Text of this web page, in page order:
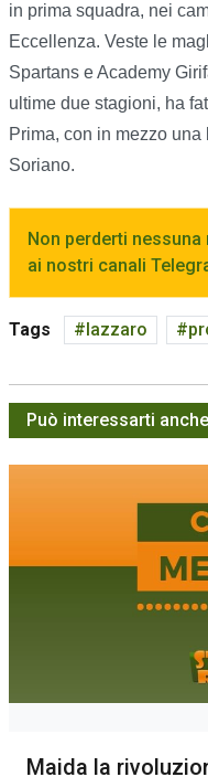
in prima squadra, nei
Eccellenza. Veste le
Spartans e Academy
ultime due stagioni, ha
Prima, con in mezzo
Soriano.
Non perderti
ai nostri canali
Tags lazzaro
Può interessarti
Maida la